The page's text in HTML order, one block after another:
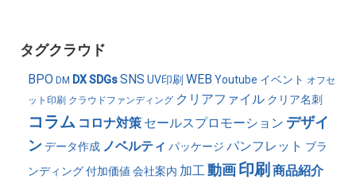
タグクラウド
BPO DM DXSDGsSNS UV印刷WEB Youtube イベント オフセ
ット印刷 クラウドファンディング クリアファイル クリア名刺
コラム コロナ対策 セールスプロモーション デザイ
ンデータ作成 ノベルティ パッケージ パンフレット ブラ
ンディング付加価値 会社案内 加工 動画印刷 商品紹介